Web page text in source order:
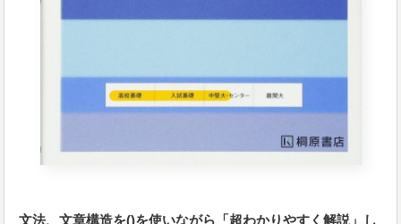
文法、文章構造を()を使いながら「超わかりやすく解説」し